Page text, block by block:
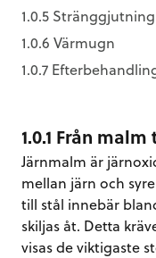
1.0.5 Stränggjutning
1.0.6 Värmugn
1.0.7
1.0.1 Från
Järnmalm är
mellan järn och
till stål innebär
skiljas åt. Detta
visas de viktigaste